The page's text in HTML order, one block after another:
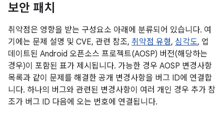
보안 패치
취약점은 영향을 받는 구성요소 아래에 분류되어 있습니다. 여
기에는 문제 설명 및 CVE, 관련 참조, 취약점 유형, 심각도, 업
데이트된 Android 오픈소스 프로젝트(AOSP) 버전(해당하는
경우)이 포함된 표가 제시됩니다. 가능한 경우 AOSP 변경사항
목록과 같이 문제를 해결한 공개 변경사항을 버그 ID에 연결합
니다. 하나의 버그와 관련된 변경사항이 여러 개인 경우 추가 참
조가 버그 ID 다음에 오는 번호에 연결됩니다.